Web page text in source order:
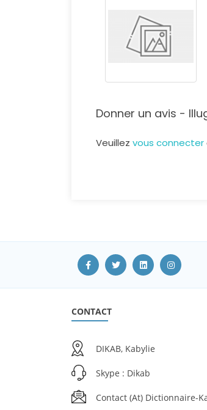
Donner un avis -
Veuillez vous connecter
CONTACT
DIKAB, Kabylie
Skype : Dikab
Contact (at) Dictionnaire-